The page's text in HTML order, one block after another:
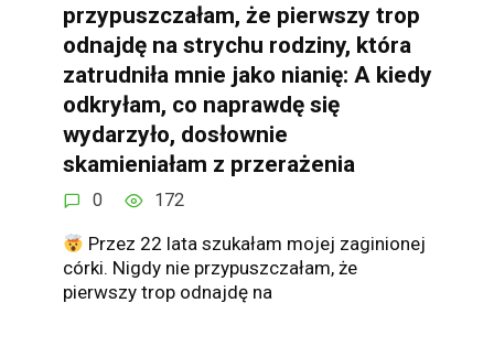
przypuszczałam, że pierwszy trop
odnajdę na strychu rodziny, która
zatrudniła mnie jako nianię: A kiedy
odkryłam, co naprawdę się
wydarzyło, dosłownie
skamieniałam z przerażenia
0 172
Przez 22 lata szukałam mojej zaginionej
córki. Nigdy nie przypuszczałam, że
pierwszy trop odnajdę na